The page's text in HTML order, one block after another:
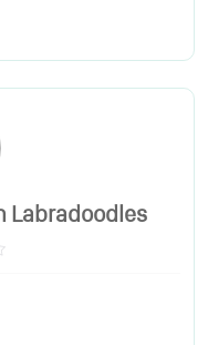
Labradoodles